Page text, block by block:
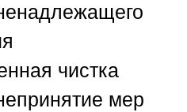
чистка
мер